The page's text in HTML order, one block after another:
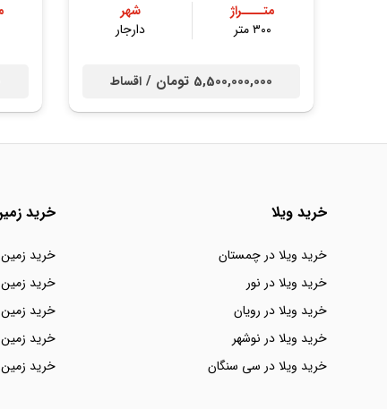
متــــراژ
۳۰۰ متر
شهر
دارجار
5,500,000,000 تومان / اقساط
خرید ویلا
خرید ویلا در چمستان
خرید ویلا در نور
خرید ویلا در رویان
خرید ویلا در نوشهر
خرید ویلا در سی سنگان
خرید
خرید
خرید زمین
خرید زمین
خرید
خرید زمین